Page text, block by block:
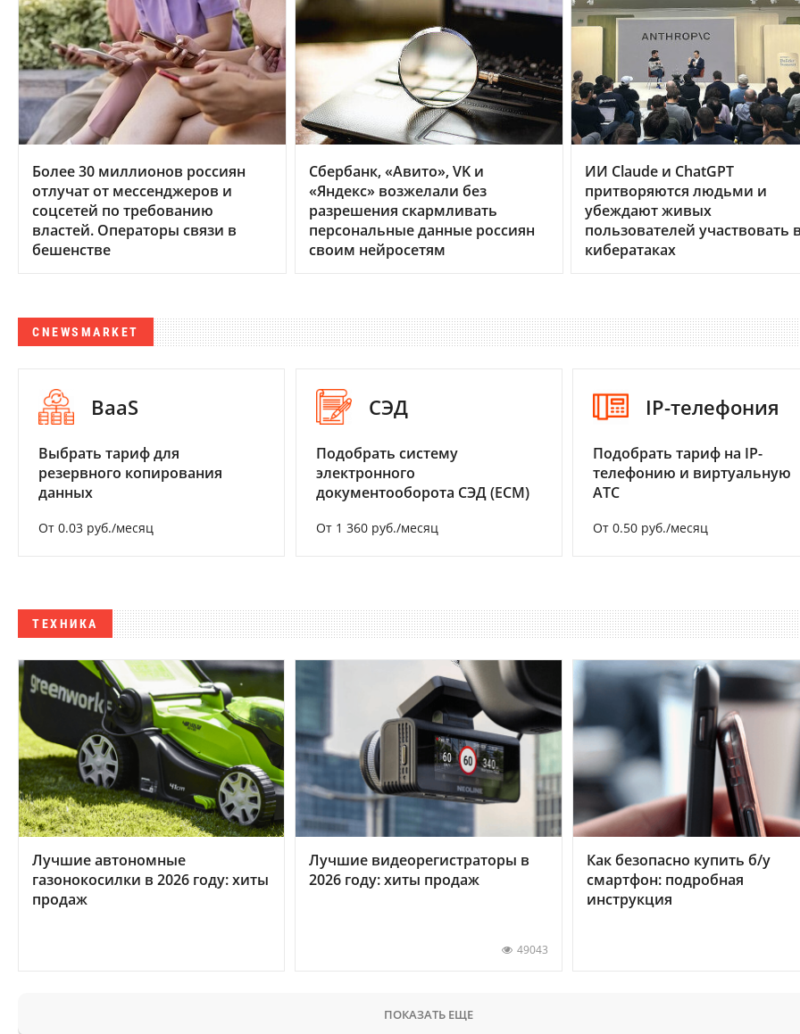
Более 30 миллионов россиян
отлучат от мессенджеров и
соцсетей по требованию
властей. Операторы связи в
бешенстве
Сбербанк, «Авито», VK и
«Яндекс» возжелали без
разрешения скармливать
персональные данные россиян
своим нейросетям
ИИ Claude и ChatGPT
притворяются людьми и
убеждают живых
пользователей участвовать
кибератаках
CNEWSMARKET
BaaS
Выбрать тариф для
резервного копирования
данных
От 0.03 руб./месяц
СЭД
Подобрать систему
электронного
документооборота СЭД (ECM)
От 1 360 руб./месяц
IP-телефония
Подобрать тариф на IP-
телефонию и виртуальную
АТС
От 0.50 руб./месяц
ТЕХНИКА
Лучшие автономные
газонокосилки в 2026 году: хиты
продаж
Лучшие видеорегистраторы в
2026 году: хиты продаж
49043
Как безопасно купить б/у
смартфон: подробная
инструкция
ПОКАЗАТЬ ЕЩЕ